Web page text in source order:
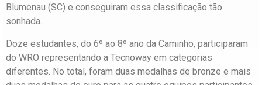
Blumenau (SC) e conseguiram essa classificação tão
sonhada.
Doze estudantes, do 6º ao 8º ano da Caminho, participaram
do WRO representando a Tecnoway em categorias
diferentes. No total, foram duas medalhas de bronze e mais